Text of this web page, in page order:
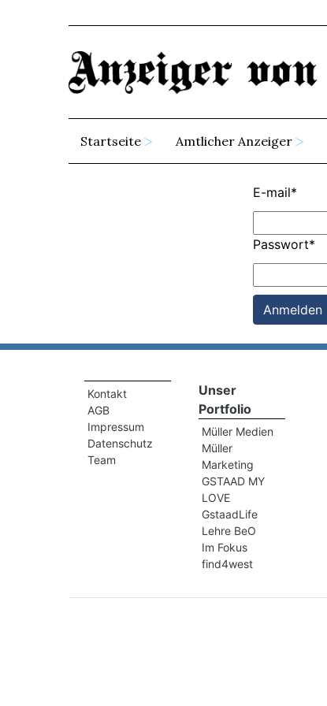
Startseite Amtlicher Anzeiger
E-mail*
Passwort*
Kontakt
AGB
Impressum
Datenschutz
Team
Unser
Portfolio
Müller Medien
Müller
Marketing
GSTAAD MY
LOVE
GstaadLife
Lehre BeO
Im Fokus
find4west